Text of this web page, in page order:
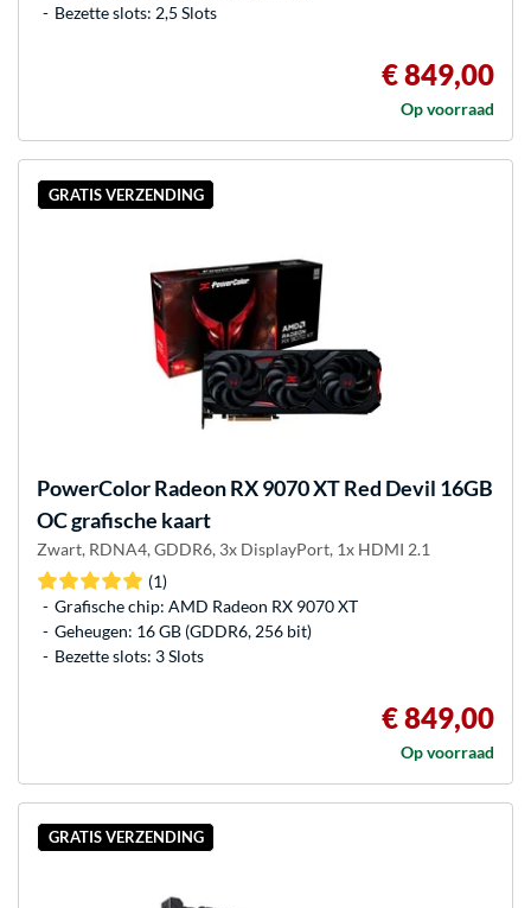
Bezette slots: 2,5 Slots
€ 849,00
Op voorraad
GRATIS VERZENDING
PowerColorRadeon RX 9070 XT Red Devil 16GB
OC grafische kaart
Zwart, RDNA4, GDDR6, 3x DisplayPort, 1x HDMI 2.1
(1)
Grafische chip: AMD Radeon RX 9070 XT
Geheugen: 16 GB (GDDR6, 256 bit)
Bezette slots: 3 Slots
€ 849,00
Op voorraad
GRATIS VERZENDING